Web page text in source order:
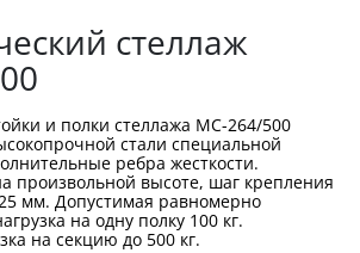
стеллаж
и полки стеллажа МС-264/500
стали специальной
ребра жесткости.
произвольной высоте, шаг крепления
мм. Допустимая равномерно
на одну полку 100 кг.
на секцию до 500 кг.